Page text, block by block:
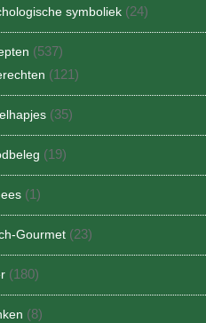
symboliek (24)
(537)
(121)
(35)
(19)
(1)
Gourmet (23)
(180)
(8)